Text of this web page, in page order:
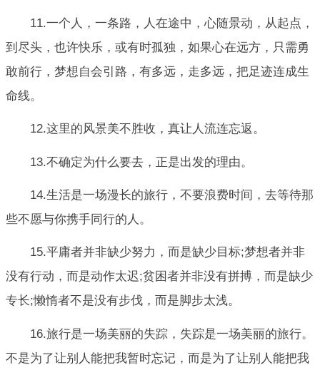
11.一个人，一条路，人在途中，心随景动，从起点，
到尽头，也许快乐，或有时孤独，如果心在远方，只需勇
敢前行，梦想自会引路，有多远，走多远，把足迹连成生
命线。
12.这里的风景美不胜收，真让人流连忘返。
13.不确定为什么要去，正是出发的理由。
14.生活是一场漫长的旅行，不要浪费时间，去等待那
些不愿与你携手同行的人。
15.平庸者并非缺少努力，而是缺少目标;梦想者并非
没有行动，而是动作太迟;贫困者并非没有拼搏，而是缺少
专长;懒惰者不是没有步伐，而是脚步太浅。
16.旅行是一场美丽的失踪，失踪是一场美丽的旅行。
不是为了让别人能把我暂时忘记，而是为了让别人能把我